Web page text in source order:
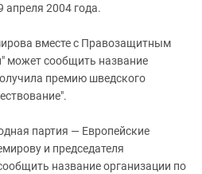
апреля 2004 года.
вместе с Правозащитным
может сообщить название
премию шведского
партия — Европейские
и председателя
название организации по